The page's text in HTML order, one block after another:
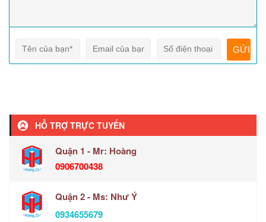
HỖ TRỢ TRỰC TUYẾN
Quận 1 - Mr: Hoàng
0906700438
Quận 2 - Ms: Như Ý
0934655679